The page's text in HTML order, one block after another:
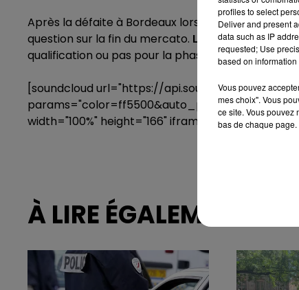
Après la défaite à Bordeaux lors de la première
question sur la fin du mercato. L'ASSE pourrait
qualification ou pas pour la phase de poules de
[soundcloud url="https://api.soundcloud.com/
width="100%" height="166" iframe="true" /]
À LIRE ÉGALEMENT
profiles to select
Deliver and present
data such as IP
requested; Use
based on
Vous pouvez
mes choix". Vous
ce site. Vous pouvez
bas de chaque page.